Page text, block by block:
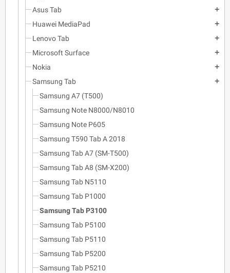
Asus Tab add
Huawei MediaPad add
Lenovo Tab add
Microsoft Surface add
Nokia add
Samsung Tab add
Samsung A7 (T500)
Samsung Note N8000/N8010
Samsung Note P605
Samsung T590 Tab A 2018
Samsung Tab A7 (SM-T500)
Samsung Tab A8 (SM-X200)
Samsung Tab N5110
Samsung Tab P1000
Samsung Tab P3100
Samsung Tab P5100
Samsung Tab P5110
Samsung Tab P5200
Samsung Tab P5210